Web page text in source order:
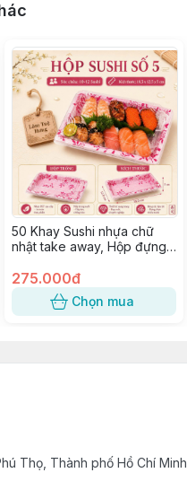
50 Khay Sushi nhựa chữ
nhật take away, Hộp đựng
SỐ 5
275.000đ
Chọn mua
Thọ, Thành phố Hồ Chí Minh